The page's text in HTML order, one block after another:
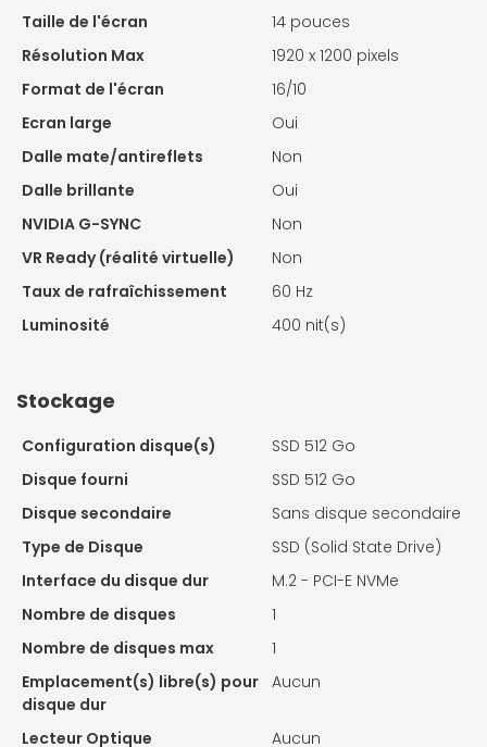
Taille de l'écran
14 pouces
Résolution Max
1920 x 1200 pixels
Format de l'écran
16/10
Ecran large
Oui
Dalle mate/antireflets
Non
Dalle brillante
Oui
NVIDIA G-SYNC
Non
VR Ready (réalité virtuelle)
Non
Taux de rafraîchissement
60 Hz
Luminosité
400 nit(s)
Stockage
Configuration disque(s)
SSD 512 Go
Disque fourni
SSD 512 Go
Disque secondaire
Sans disque secondaire
Type de Disque
SSD (Solid State Drive)
Interface du disque dur
M.2 - PCI-E NVMe
Nombre de disques
1
Nombre de disques max
1
Emplacement(s) libre(s) pour
disque dur
Aucun
Lecteur Optique Aucun